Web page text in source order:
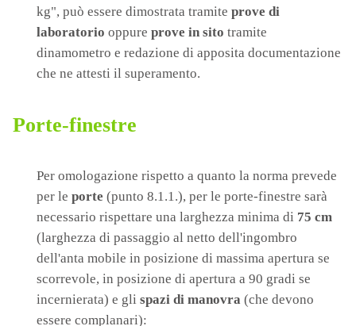
kg", può essere dimostrata tramite prove di
laboratorio oppure prove in sito tramite
dinamometro e redazione di apposita documentazione
che ne attesti il superamento.
Porte-finestre
Per omologazione rispetto a quanto la norma prevede
per le porte (punto 8.1.1.), per le porte-finestre sarà
necessario rispettare una larghezza minima di 75 cm
(larghezza di passaggio al netto dell'ingombro
dell'anta mobile in posizione di massima apertura se
scorrevole, in posizione di apertura a 90 gradi se
incernierata) e gli spazi di manovra (che devono
essere complanari):